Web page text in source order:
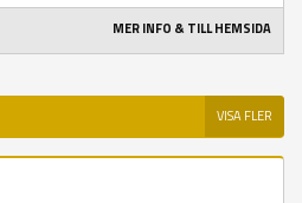
MER INFO & TILL HEMSIDA
VISA FLER